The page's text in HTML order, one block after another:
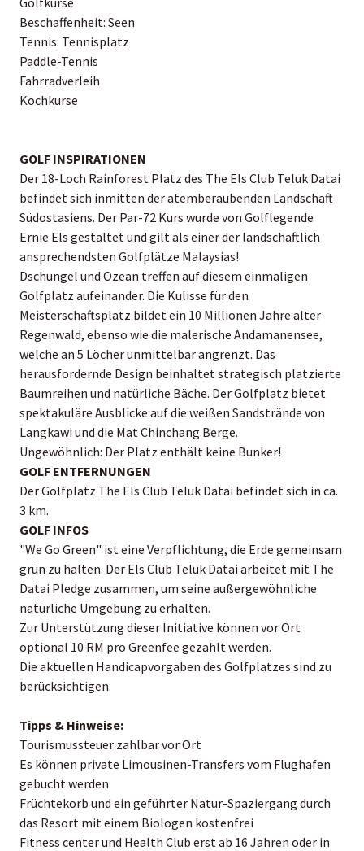
Beschaffenheit: Seen
Tennis: Tennisplatz
Paddle-Tennis
Fahrradverleih
Kochkurse
GOLF INSPIRATIONEN
Der 18-Loch Rainforest Platz des The Els Club Teluk Datai
befindet sich inmitten der atemberaubenden Landschaft
Südostasiens. Der Par-72 Kurs wurde von Golflegende
Ernie Els gestaltet und gilt als einer der landschaftlich
ansprechendsten Golfplätze Malaysias!
Dschungel und Ozean treffen auf diesem einmaligen
Golfplatz aufeinander. Die Kulisse für den
Meisterschaftsplatz bildet ein 10 Millionen Jahre alter
Regenwald, ebenso wie die malerische Andamanensee,
welche an 5 Löcher unmittelbar angrenzt. Das
herausfordernde Design beinhaltet strategisch platzierte
Baumreihen und natürliche Bäche. Der Golfplatz bietet
spektakuläre Ausblicke auf die weißen Sandstrände von
Langkawi und die Mat Chinchang Berge.
Ungewöhnlich: Der Platz enthält keine Bunker!
GOLF ENTFERNUNGEN
Der Golfplatz The Els Club Teluk Datai befindet sich in ca.
3 km.
GOLF INFOS
"We Go Green" ist eine Verpflichtung, die Erde gemeinsam
grün zu halten. Der Els Club Teluk Datai arbeitet mit The
Datai Pledge zusammen, um seine außergewöhnliche
natürliche Umgebung zu erhalten.
Zur Unterstützung dieser Initiative können vor Ort
optional 10 RM pro Greenfee gezahlt werden.
Die aktuellen Handicapvorgaben des Golfplatzes sind zu
berücksichtigen.
Tipps & Hinweise:
Tourismussteuer zahlbar vor Ort
Es können private Limousinen-Transfers vom Flughafen
gebucht werden
Früchtekorb und ein geführter Natur-Spaziergang durch
das Resort mit einem Biologen kostenfrei
Fitness center und Health Club erst ab 16 Jahren oder in